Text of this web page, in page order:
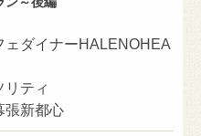
ェダイナーHALENOHEA
リティ
張新都心